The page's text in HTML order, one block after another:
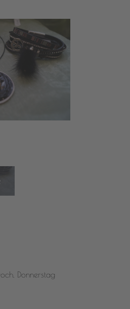
Donnerstag